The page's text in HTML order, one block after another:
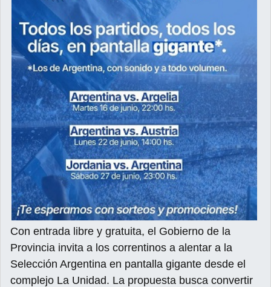
Con entrada libre y gratuita, el Gobierno de la
Provincia invita a los correntinos a alentar a la
Selección Argentina en pantalla gigante desde el
complejo La Unidad. La propuesta busca convertir